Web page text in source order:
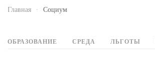
Главная Социум
ОБРАЗОВАНИЕ СРЕДА ЛЬГОТЫ